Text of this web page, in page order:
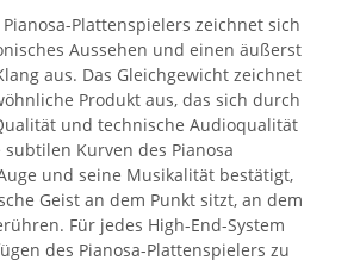
Plattenspielers zeichnet sich
Aussehen und einen äußerst
aus. Das Gleichgewicht zeichnet
Produkt aus, das sich durch
und technische Audioqualität
Kurven des Pianosa
und seine Musikalität bestätigt,
Geist an dem Punkt sitzt, an dem
Für jedes High-End-System
des Pianosa-Plattenspielers zu